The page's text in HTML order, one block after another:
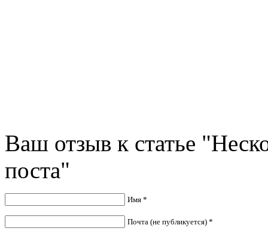
Ваш отзыв к статье
поста"
Имя *
Почта (не публикуется) *